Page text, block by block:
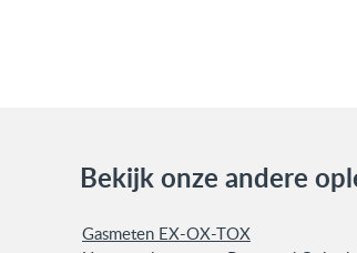
Bekijk onze andere
Gasmeten EX-OX-TOX